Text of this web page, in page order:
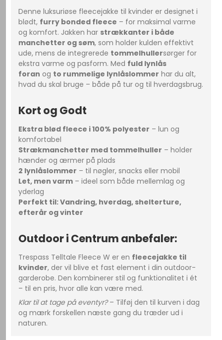
Denne luksuriøse fleecejakke til kvinder er designet i
blødt, furry bonded fleece – for maksimal varme
og komfort. Jakken har strækkanter i både
manchetter og søm, som holder kulden effektivt
ude, mens de integrerede tommelhullersørger for
ekstra varme og pasform. Med fuld lynlås
foran og to rummelige lynlåslommer har du alt,
hvad du skal bruge – både på tur og til hverdagsbrug.
Kort og Godt
Ekstra blød fleece i 100% polyester – lun og
komfortabel
Strækmanchetter med tommelhuller – holder
hænder og ærmer på plads
2 lynlåslommer – til nøgler, snacks eller mobil
Let, men varm – ideel som både mellemlag og
yderlag
Perfekt til: Vandring, hverdag, shelterture,
efterår og vinter
Outdoor i Centrum anbefaler:
Trespass Telltale Fleece W er en fleecejakke til
kvinder, der vil blive et fast element i din outdoor-
garderobe. Den kombinerer stil og funktionalitet i ét
– til en pris, hvor alle kan være med.
Klar til at tage på eventyr?– Tilføj den til kurven i dag
og mærk forskellen næste gang du træder ud i
naturen.